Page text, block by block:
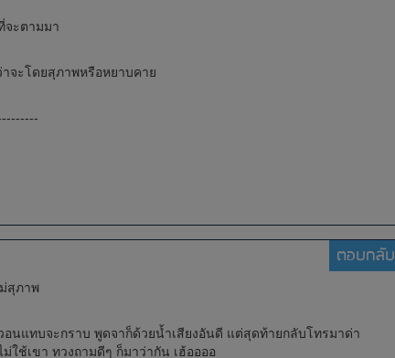
จะตามมา
จะโดยสุภาพหรือหยาบคาย
ตอบกลับ
สุภาพ
นแทบจะกราบ พูดจาก็ด้วยน้ำเสียงอันดี แต่สุดท้ายกลับโทรมาด่า
ใช้เขา ทวงถามดีๆ ก็มาว่ากัน เฮ้ออออ